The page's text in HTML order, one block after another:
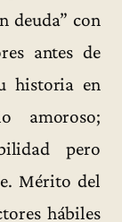
deuda” con
antes de
historia en
amoroso;
pero
Mérito del
hábiles